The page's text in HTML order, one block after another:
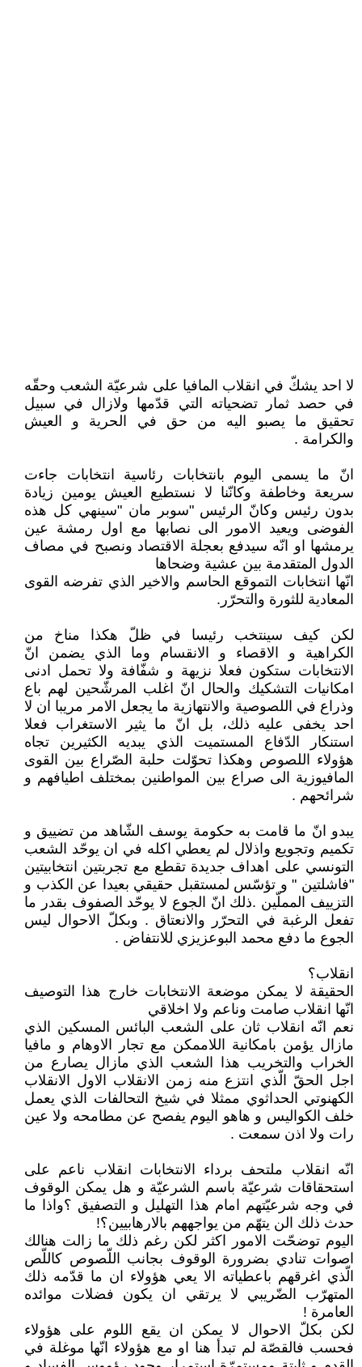
لا احد يشكّ في انقلاب المافيا على شرعيّة الشعب وحقّه
في حصد ثمار تضحياته التي قدّمها ولازال في سبيل
تحقيق ما يصبو اليه من حق في الحرية و العيش
والكرامة .
انّ ما يسمى اليوم بانتخابات رئاسية انتخابات جاءت
سريعة وخاطفة وكانّنا لا نستطيع العيش يومين زيادة
بدون رئيس وكانّ الرئيس "سوبر مان "سينهي كل هذه
الفوضى ويعيد الامور الى نصابها مع اول رمشة عين
يرمشها او انّه سيدفع بعجلة الاقتصاد ونصبح في مصاف
الدول المتقدمة بين عشية وضحاها
انّها انتخابات التموقع الحاسم والاخير الذي تفرضه القوى
المعادية للثورة والتحرّر.
لكن كيف سينتخب رئيسا في ظلّ هكذا مناخ من
الكراهية و الاقصاء و الانقسام وما الذي يضمن انّ
الانتخابات ستكون فعلا نزيهة و شفّافة ولا تحمل ادنى
امكانيات التشكيك والحال انّ اغلب المرشّحين لهم باع
وذراع في اللصوصية والانتهازية ما يجعل الامر مريبا ان لا
احد يخفى عليه ذلك، بل انّ ما يثير الاستغراب فعلا
استنكار الدّفاع المستميت الذي يبديه الكثيرين تجاه
هؤولاء اللصوص وهكذا تحوّلت حلبة الصّراع بين القوى
المافيوزية الى صراع بين المواطنين بمختلف اطيافهم و
شرائحهم .
يبدو انّ ما قامت به حكومة يوسف الشّاهد من تضييق و
تكميم وتجويع واذلال لم يعطي اكله في ان يوحّد الشعب
التونسي على اهداف جديدة تقطع مع تجربتين انتخابيتين
"فاشلتين " و تؤسّس لمستقبل حقيقي بعيدا عن الكذب و
التزييف المملّين .ذلك انّ الجوع لا يوحّد الصفوف بقدر ما
تفعل الرغبة في التحرّر والانعتاق . وبكلّ الاحوال ليس
الجوع ما دفع محمد البوعزيزي للانتفاض .
انقلاب؟
الحقيقة لا يمكن موضعة الانتخابات خارج هذا التوصيف
انّها انقلاب صامت وناعم ولا اخلاقي
نعم انّه انقلاب ثان على الشعب البائس المسكين الذي
مازال يؤمن بامكانية اللاممكن مع تجار الاوهام و مافيا
الخراب والتخريب هذا الشعب الذي مازال يصارع من
اجل الحقّ الّذي انتزع منه زمن الانقلاب الاول الانقلاب
الكهنوتي الحداثوي ممثلا في شيخ التحالفات الذي يعمل
خلف الكواليس و هاهو اليوم يفصح عن مطامحه ولا عين
رات ولا اذن سمعت .
انّه انقلاب ملتحف برداء الانتخابات انقلاب ناعم على
استحقاقات شرعيّة باسم الشرعيّة و هل يمكن الوقوف
في وجه شرعيّتهم امام هذا التهليل و التصفيق ؟واذا ما
حدث ذلك الن يتهّم من يواجههم بالارهابيين؟!
اليوم توضحّت الامور اكثر لكن رغم ذلك ما زالت هنالك
اصوات تنادي بضرورة الوقوف بجانب اللّصوص كاللّص
الّذي اغرقهم باعطياته الا يعي هؤولاء ان ما قدّمه ذلك
المتهرّب الضّريبي لا يرتقي ان يكون فضلات موائده
العامرة !
لكن بكلّ الاحوال لا يمكن ان يقع اللوم على هؤولاء
فحسب فالقصّة لم تبدأ هنا او مع هؤولاء انّها موغلة في